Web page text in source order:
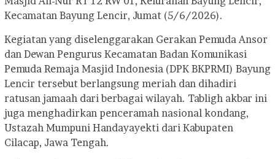
Kecamatan Bayung Lencir, Jumat (5/6/2026).
Kegiatan yang diselenggarakan Gerakan Pemuda Ansor
dan Dewan Pengurus Kecamatan Badan Komunikasi
Pemuda Remaja Masjid Indonesia (DPK BKPRMI) Bayung
Lencir tersebut berlangsung meriah dan dihadiri
ratusan jamaah dari berbagai wilayah. Tabligh akbar ini
juga menghadirkan penceramah nasional kondang,
Ustazah Mumpuni Handayayekti dari Kabupaten
Cilacap, Jawa Tengah.